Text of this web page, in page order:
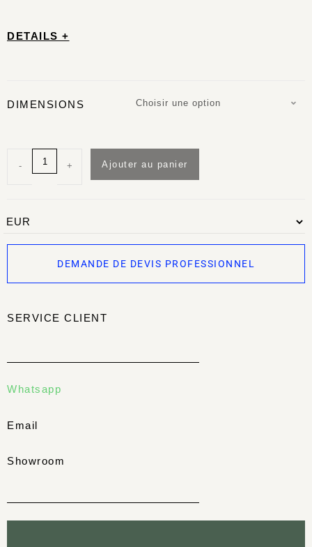
DETAILS +
DIMENSIONS Choisir une option
- + Ajouter au panier
DEMANDE DE DEVIS PROFESSIONNEL
SERVICE CLIENT
Whatsapp
Email
Showroom